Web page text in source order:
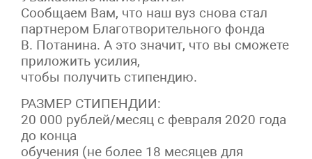
Сообщаем Вам, что наш вуз снова стал
партнером Благотворительного фонда
В. Потанина. А это значит, что вы сможете
приложить усилия,
чтобы получить стипендию.
РАЗМЕР СТИПЕНДИИ:
20 000 рублей/месяц с февраля 2020 года
до конца
обучения (не более 18 месяцев для